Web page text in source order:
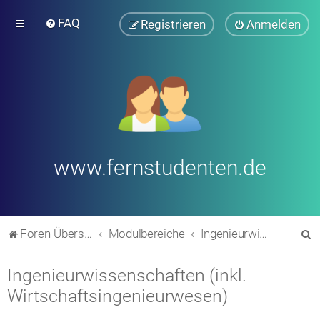
FAQ Anmelden
Registrieren
www.fernstudenten.de
Foren-Übersicht Modulbereiche Ingenieurwissenschaften (inkl. Wirtschaftsingenieurwesen)
Ingenieurwissenschaften (inkl.
Wirtschaftsingenieurwesen)